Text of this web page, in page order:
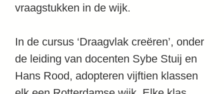
vraagstukken in de wijk.
In de cursus ‘Draagvlak creëren’, onder
de leiding van docenten Sybe Stuij en
Hans Rood, adopteren vijftien klassen